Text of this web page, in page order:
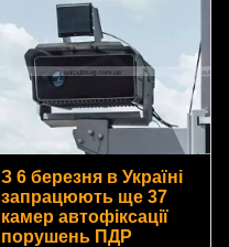
З 6 березня в Україні
запрацюють ще 37
камер автофіксації
порушень ПДР